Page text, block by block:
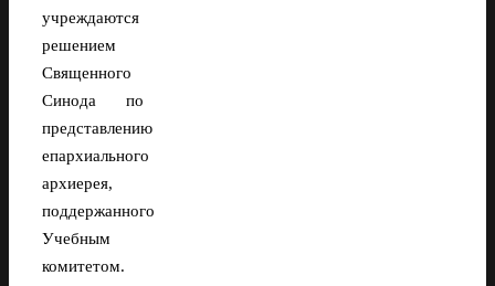
учреждаются
решением
Священного
Синода по
представлению
епархиального
архиерея,
поддержанного
Учебным
комитетом.